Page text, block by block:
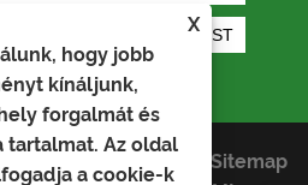
X
hogy jobb
kínáljunk,
forgalmát és
tartalmat. Az oldal
a cookie-k
Heima
Links
Sitemap